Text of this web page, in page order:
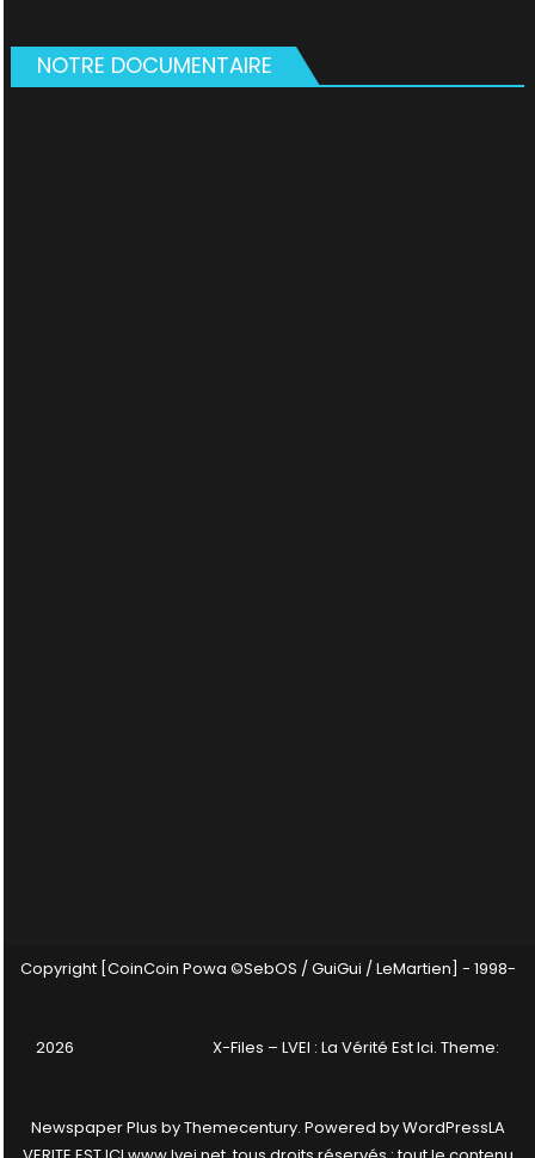
NOTRE DOCUMENTAIRE
Copyright [CoinCoin Powa ©SebOS / GuiGui / LeMartien] - 1998-
2026 X-Files – LVEI : La Vérité Est Ici. Theme:
Newspaper Plus byThemecentury. Powered byWordPressLA